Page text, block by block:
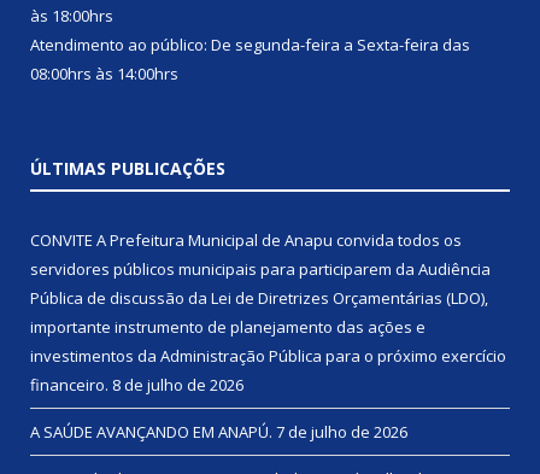
às 18:00hrs
Atendimento ao público: De segunda-feira a Sexta-feira das
08:00hrs às 14:00hrs
ÚLTIMAS PUBLICAÇÕES
CONVITE A Prefeitura Municipal de Anapu convida todos os
servidores públicos municipais para participarem da Audiência
Pública de discussão da Lei de Diretrizes Orçamentárias (LDO),
importante instrumento de planejamento das ações e
investimentos da Administração Pública para o próximo exercício
financeiro. 8 de julho de 2026
A SAÚDE AVANÇANDO EM ANAPÚ. 7 de julho de 2026